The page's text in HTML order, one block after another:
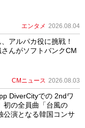
エンタメ 2026.08.04
アルパカ役に挑戦！
んがソフトバンクCM
CMニュース 2026.08.03
DiverCityでの 2ndワ
初の全員曲「台風の
公演となる韓国コンサ